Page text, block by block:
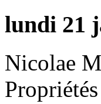
lundi 21
Nicolae